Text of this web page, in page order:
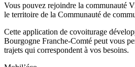
Vous pouvez rejoindre la communauté
le territoire de la Communauté de
Cette application de covoiturage
Bourgogne Franche-Comté peut vous
trajets qui correspondent à vos besoins.